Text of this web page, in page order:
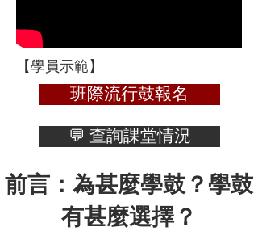
【學員示範】
班際流行鼓報名
💬 查詢課堂情況
前言：為甚麼學鼓？學鼓
有甚麼選擇？